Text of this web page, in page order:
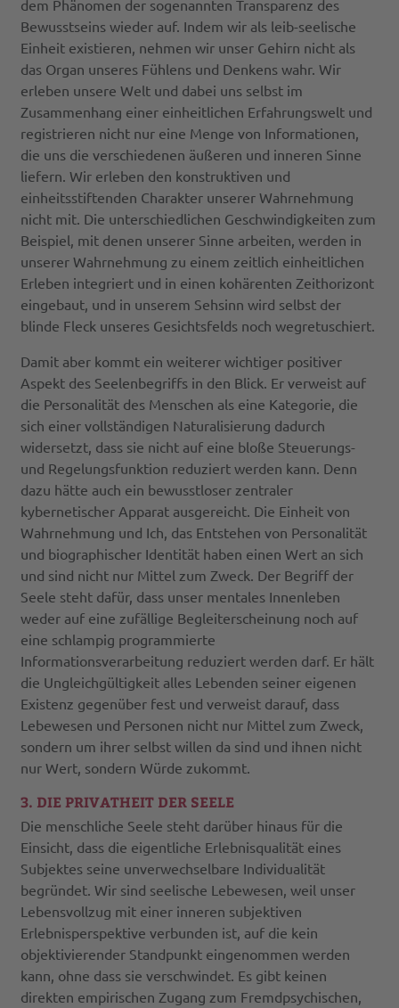
dem Phänomen der sogenannten Transparenz des
Bewusstseins wieder auf. Indem wir als leib-seelische
Einheit existieren, nehmen wir unser Gehirn nicht als
das Organ unseres Fühlens und Denkens wahr. Wir
erleben unsere Welt und dabei uns selbst im
Zusammenhang einer einheitlichen Erfahrungswelt und
registrieren nicht nur eine Menge von Informationen,
die uns die verschiedenen äußeren und inneren Sinne
liefern. Wir erleben den konstruktiven und
einheitsstiftenden Charakter unserer Wahrnehmung
nicht mit. Die unterschiedlichen Geschwindigkeiten zum
Beispiel, mit denen unserer Sinne arbeiten, werden in
unserer Wahrnehmung zu einem zeitlich einheitlichen
Erleben integriert und in einen kohärenten Zeithorizont
eingebaut, und in unserem Sehsinn wird selbst der
blinde Fleck unseres Gesichtsfelds noch wegretuschiert.
Damit aber kommt ein weiterer wichtiger positiver
Aspekt des Seelenbegriffs in den Blick. Er verweist auf
die Personalität des Menschen als eine Kategorie, die
sich einer vollständigen Naturalisierung dadurch
widersetzt, dass sie nicht auf eine bloße Steuerungs-
und Regelungsfunktion reduziert werden kann. Denn
dazu hätte auch ein bewusstloser zentraler
kybernetischer Apparat ausgereicht. Die Einheit von
Wahrnehmung und Ich, das Entstehen von Personalität
und biographischer Identität haben einen Wert an sich
und sind nicht nur Mittel zum Zweck. Der Begriff der
Seele steht dafür, dass unser mentales Innenleben
weder auf eine zufällige Begleiterscheinung noch auf
eine schlampig programmierte
Informationsverarbeitung reduziert werden darf. Er hält
die Ungleichgültigkeit alles Lebenden seiner eigenen
Existenz gegenüber fest und verweist darauf, dass
Lebewesen und Personen nicht nur Mittel zum Zweck,
sondern um ihrer selbst willen da sind und ihnen nicht
nur Wert, sondern Würde zukommt.
3. DIE PRIVATHEIT DER SEELE
Die menschliche Seele steht darüber hinaus für die
Einsicht, dass die eigentliche Erlebnisqualität eines
Subjektes seine unverwechselbare Individualität
begründet. Wir sind seelische Lebewesen, weil unser
Lebensvollzug mit einer inneren subjektiven
Erlebnisperspektive verbunden ist, auf die kein
objektivierender Standpunkt eingenommen werden
kann, ohne dass sie verschwindet. Es gibt keinen
direkten empirischen Zugang zum Fremdpsychischen,